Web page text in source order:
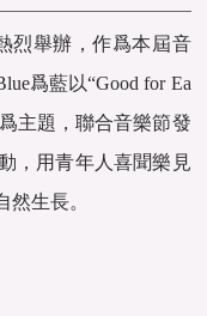
烈舉辦，作爲本屆音
爲藍以“Good for Ea
主題，聯合音樂節發
，用青年人喜聞樂見
生長。